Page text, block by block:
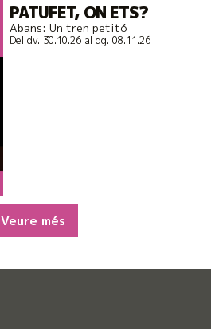
PATUFET, ON ETS?
Abans: Un tren petitó
Del dv. 30.10.26al dg. 08.11.26
Veure més